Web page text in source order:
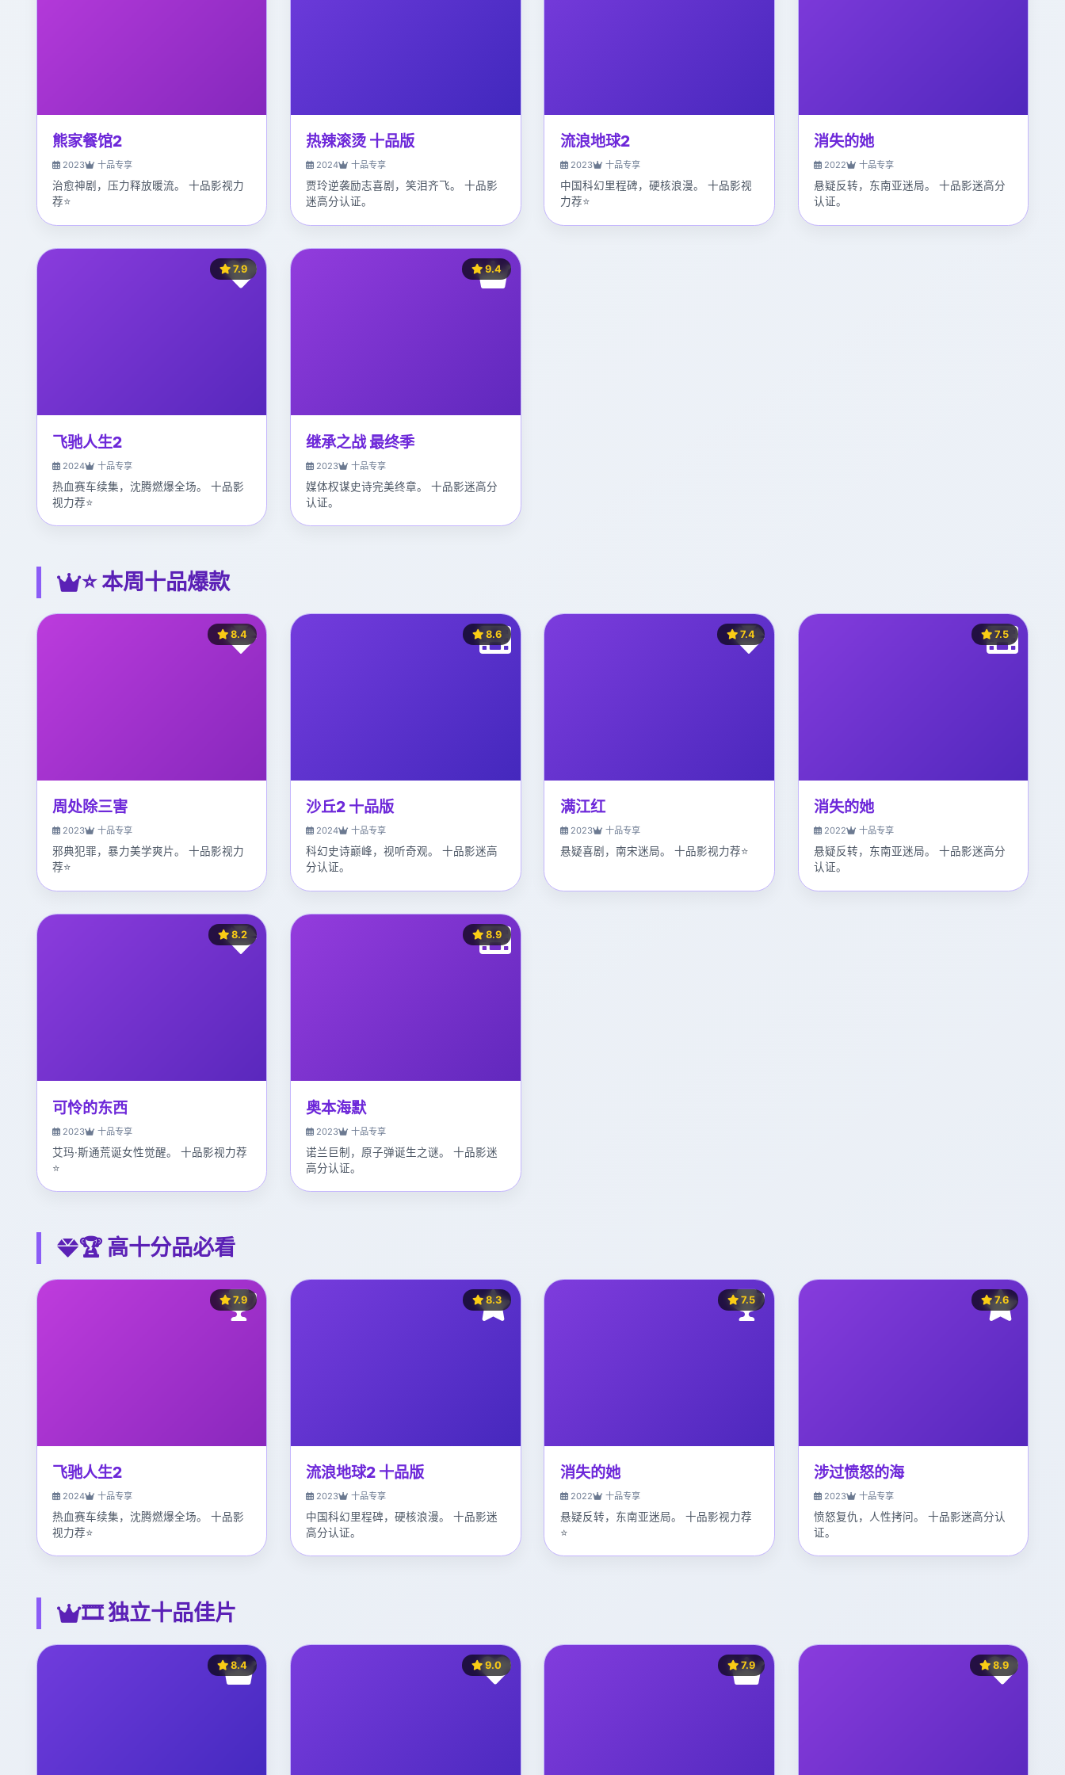
熊家餐馆2
2023 十品专享
治愈神剧，压力释放暖流。 十品影视力
荐⭐
热辣滚烫 十品版
2024 十品专享
贾玲逆袭励志喜剧，笑泪齐飞。 十品影
迷高分认证。
流浪地球2
2023 十品专享
中国科幻里程碑，硬核浪漫。 十品影视
力荐⭐
消失的她
2022 十品专享
悬疑反转，东南亚迷局。 十品影迷高分
认证。
7.9
飞驰人生2
2024 十品专享
热血赛车续集，沈腾燃爆全场。 十品影
视力荐⭐
9.4
继承之战 最终季
2023 十品专享
媒体权谋史诗完美终章。 十品影迷高分
认证。
⭐ 本周十品爆款
8.4
周处除三害
2023 十品专享
邪典犯罪，暴力美学爽片。 十品影视力
荐⭐
8.6
沙丘2 十品版
2024 十品专享
科幻史诗巅峰，视听奇观。 十品影迷高
分认证。
7.4
满江红
2023 十品专享
悬疑喜剧，南宋迷局。 十品影视力荐⭐
7.5
消失的她
2022 十品专享
悬疑反转，东南亚迷局。 十品影迷高分
认证。
8.2
可怜的东西
2023 十品专享
艾玛·斯通荒诞女性觉醒。 十品影视力荐
⭐
8.9
奥本海默
2023 十品专享
诺兰巨制，原子弹诞生之谜。 十品影迷
高分认证。
🏆 高十分品必看
7.9
飞驰人生2
2024 十品专享
热血赛车续集，沈腾燃爆全场。 十品影
视力荐⭐
8.3
流浪地球2 十品版
2023 十品专享
中国科幻里程碑，硬核浪漫。 十品影迷
高分认证。
7.5
消失的她
2022 十品专享
悬疑反转，东南亚迷局。 十品影视力荐
⭐
7.6
涉过愤怒的海
2023 十品专享
愤怒复仇，人性拷问。 十品影迷高分认
证。
🎞️ 独立十品佳片
8.4 9.0 7.9 8.9